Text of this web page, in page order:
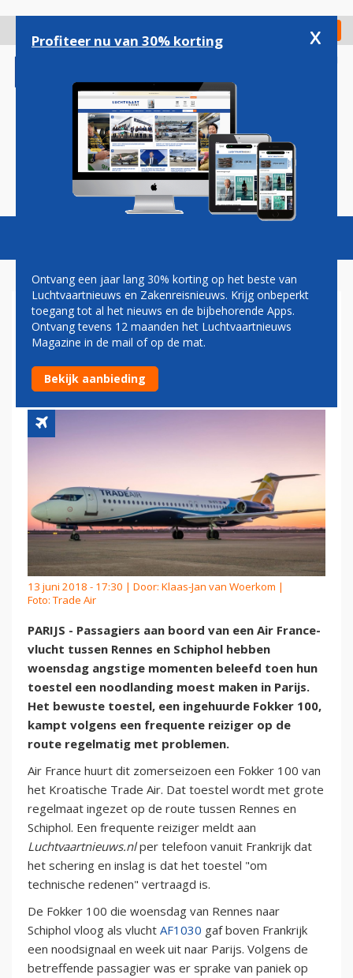
gaan
Check in
Magazine Podcasts Vacatures
AIR FRANCE-VLUCHT NAAR
SCHIPHOL MAAKT
NOODLANDING IN PARIJS
13 juni 2018 - 17:30 | Door: Klaas-Jan van Woerkom |
Foto: Trade Air
PARIJS - Passagiers aan boord van een Air France-
vlucht tussen Rennes en Schiphol hebben
woensdag angstige momenten beleefd toen hun
toestel een noodlanding moest maken in Parijs.
Het bewuste toestel, een ingehuurde Fokker 100,
kampt volgens een frequente reiziger op de
route regelmatig met problemen.
Air France huurt dit zomerseizoen een Fokker 100 van
het Kroatische Trade Air. Dat toestel wordt met grote
regelmaat ingezet op de route tussen Rennes en
Schiphol. Een frequente reiziger meldt aan
Luchtvaartnieuws.nlper telefoon vanuit Frankrijk dat
het schering en inslag is dat het toestel "om
technische redenen" vertraagd is.
De Fokker 100 die woensdag van Rennes naar
Schiphol vloog als vlucht AF1030 gaf boven Frankrijk
een noodsignaal en week uit naar Parijs. Volgens de
betreffende passagier was er sprake van paniek op
Profiteer nu van 30% korting x
Ontvang een jaar lang 30% korting op het beste van
Luchtvaartnieuws en Zakenreisnieuws. Krijg onbeperkt
toegang tot al het nieuws en de bijbehorende Apps.
Ontvang tevens 12 maanden het Luchtvaartnieuws
Magazine in de mail of op de mat.
Bekijk aanbieding